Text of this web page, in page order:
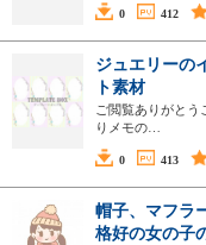
0 412
ジュエリーの
ト素材
ご閲覧ありがと
りメモの…
0 413
帽子、マフラ
格好の女の子